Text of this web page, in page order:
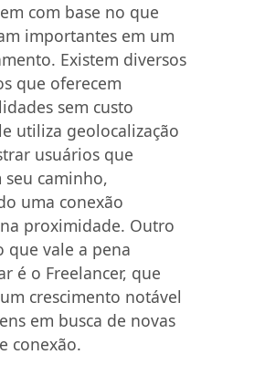
com base no que
importantes em um
Existem diversos
que oferecem
sem custo
utiliza geolocalização
usuários que
seu caminho,
uma conexão
proximidade. Outro
que vale a pena
é o Freelancer, que
crescimento notável
em busca de novas
conexão.